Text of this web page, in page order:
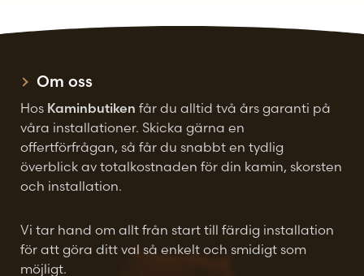
väljas
produktsidan
Om oss
Hos Kaminbutiken får du alltid två års garanti på
våra installationer. Skicka gärna en
offertförfrågan, så får du snabbt en tydlig
överblick av totalkostnaden för din kamin, skorsten
och installation.
Vi tar hand om allt från start till färdig installation
för att göra ditt val så enkelt och smidigt som
möjligt.